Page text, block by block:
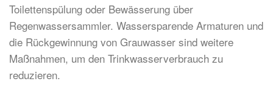
Toilettenspülung oder Bewässerung über
Regenwassersammler. Wassersparende Armaturen und
die Rückgewinnung von Grauwasser sind weitere
Maßnahmen, um den Trinkwasserverbrauch zu
reduzieren.